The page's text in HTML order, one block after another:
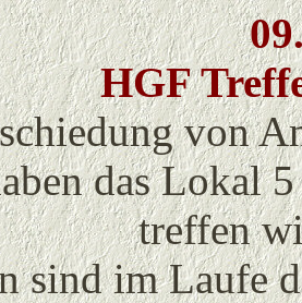
HGF
von
das Lokal
treffen
sind im Laufe